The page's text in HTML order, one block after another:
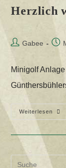
Herzlich
Beitrags-
Gabee
Minigolf
Weiterlesen